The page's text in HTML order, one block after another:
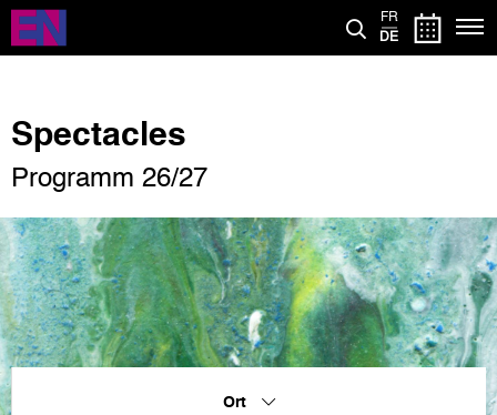
Direkt
zum
Inhalt
FR
DE
Spectacles
Programm 26/27
Ort